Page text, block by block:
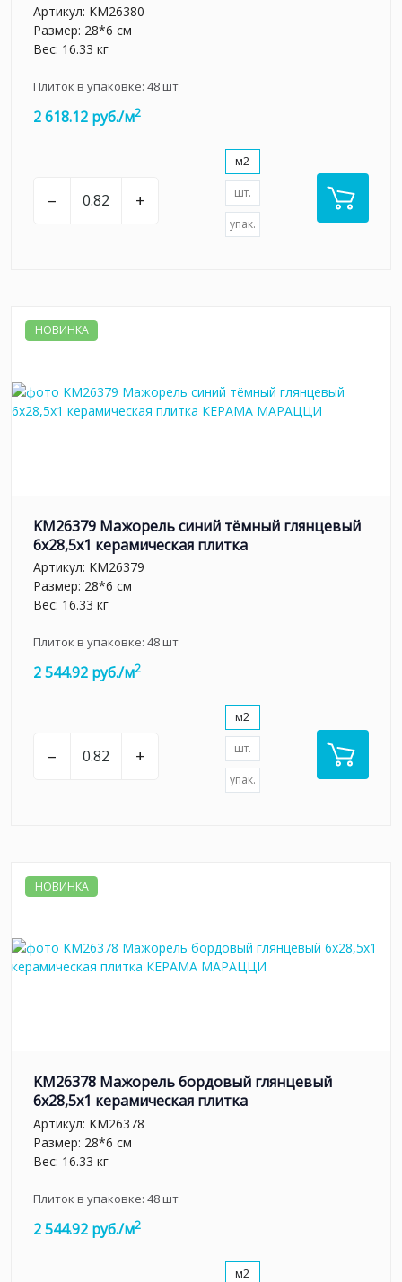
Артикул: KM26380
Размер: 28*6 см
Вес: 16.33 кг
Плиток в упаковке: 48шт
2 618.12 руб./м2
– +
м2
шт.
упак.
НОВИНКА
KM26379 Мажорель синий тёмный глянцевый
6x28,5x1 керамическая плитка
Артикул: KM26379
Размер: 28*6 см
Вес: 16.33 кг
Плиток в упаковке: 48шт
2 544.92 руб./м2
– +
м2
шт.
упак.
НОВИНКА
KM26378 Мажорель бордовый глянцевый
6x28,5x1 керамическая плитка
Артикул: KM26378
Размер: 28*6 см
Вес: 16.33 кг
Плиток в упаковке: 48шт
2 544.92 руб./м2
м2